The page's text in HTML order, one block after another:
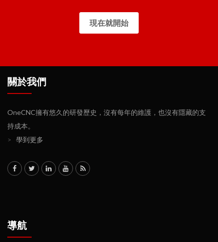
現在就開始
關於我們
OneCNC擁有悠久的研發歷史，沒有每年的維護，也沒有隱藏的支
持成本。
>
學到更多
導航